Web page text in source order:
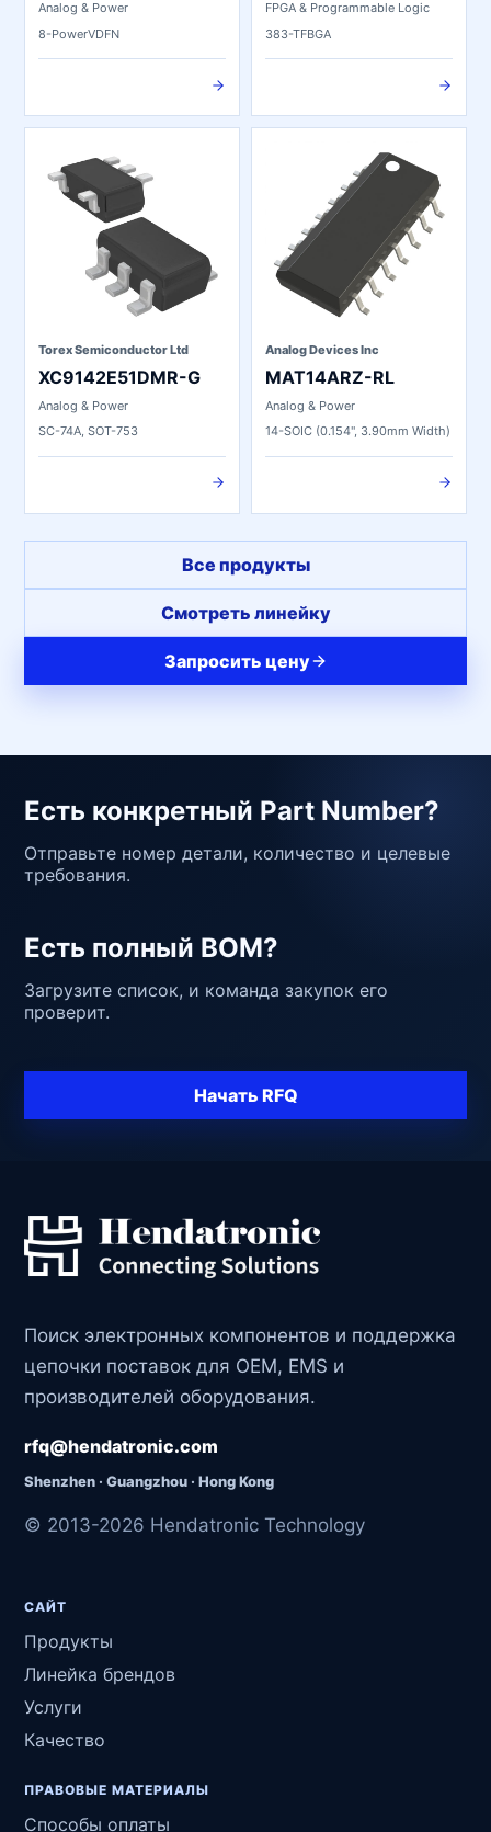
Analog & Power
8-PowerVDFN
FPGA & Programmable Logic
383-TFBGA
Torex Semiconductor Ltd
XC9142E51DMR-G
Analog & Power
SC-74A, SOT-753
Analog Devices Inc
MAT14ARZ-RL
Analog & Power
14-SOIC (0.154", 3.90mm Width)
Все продукты
Смотреть линейку
Запросить цену
Есть конкретный Part Number?
Отправьте номер детали, количество и целевые
требования.
Есть полный BOM?
Загрузите список, и команда закупок его
проверит.
Начать RFQ
Поиск электронных компонентов и поддержка
цепочки поставок для OEM, EMS и
производителей оборудования.
rfq@hendatronic.com
Shenzhen · Guangzhou · Hong Kong
© 2013-2026 Hendatronic Technology
САЙТ
Продукты
Линейка брендов
Услуги
Качество
ПРАВОВЫЕ МАТЕРИАЛЫ